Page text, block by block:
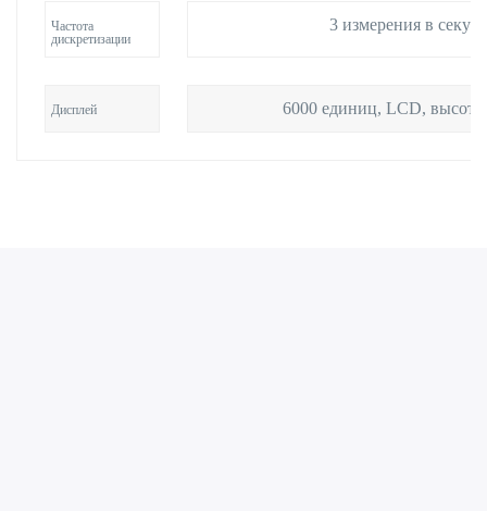
Частота
дискретизации
3 измерения в
Дисплей 6000 единиц, LCD,